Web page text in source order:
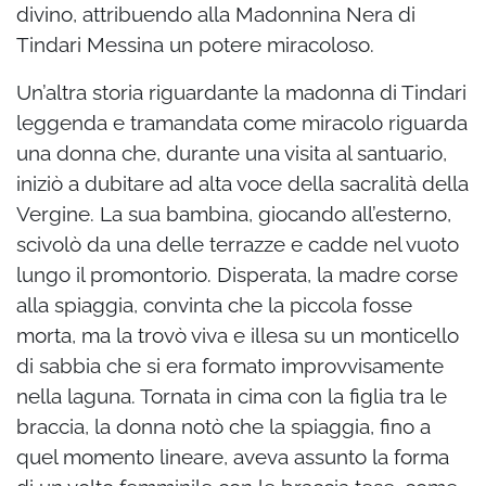
divino, attribuendo alla Madonnina Nera di
Tindari Messina un potere miracoloso.
Un’altra storia riguardante la madonna di Tindari
leggenda e tramandata come miracolo riguarda
una donna che, durante una visita al santuario,
iniziò a dubitare ad alta voce della sacralità della
Vergine. La sua bambina, giocando all’esterno,
scivolò da una delle terrazze e cadde nel vuoto
lungo il promontorio. Disperata, la madre corse
alla spiaggia, convinta che la piccola fosse
morta, ma la trovò viva e illesa su un monticello
di sabbia che si era formato improvvisamente
nella laguna. Tornata in cima con la figlia tra le
braccia, la donna notò che la spiaggia, fino a
quel momento lineare, aveva assunto la forma